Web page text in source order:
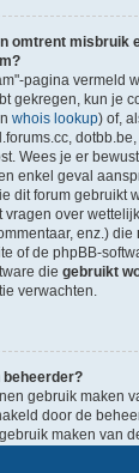
omtrent misbruik
pagina vermeld
gekregen, kun je
whois lookup) of,
Wees je er
enkel geval
dit forum gebruikt
over
enz.) die
of de phpBB-
die gebruikt
verwachten.
beheerder?
gebruik maken
door de
maken van